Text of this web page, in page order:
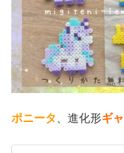
ポニータ 、進化形ギ